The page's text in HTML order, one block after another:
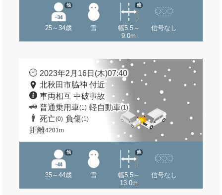
25～34歳
他
雪
幅5.5～
9.0m
他
信号なし
2023年2月16日(木)07:40
北秋田市脇神 付近
車両相互 中破事故
普通乗用車(1) 軽自動車(1)
死亡(0) 負傷(1)
距離4201m
35～44歳
他
雪
幅5.5～
13.0m
他
信号なし